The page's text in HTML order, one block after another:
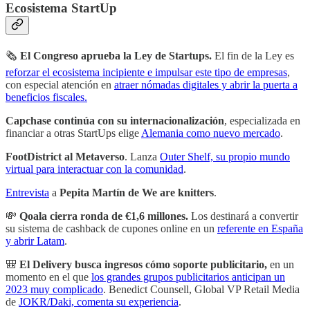
Ecosistema StartUp
🗞 El Congreso aprueba la Ley de Startups. El fin de la Ley es
reforzar el ecosistema incipiente e impulsar este tipo de empresas,
con especial atención en atraer nómadas digitales y abrir la puerta a
beneficios fiscales.
Capchase continúa con su internacionalización, especializada en
financiar a otras StartUps elige Alemania como nuevo mercado.
FootDistrict al Metaverso. Lanza Outer Shelf, su propio mundo
virtual para interactuar con la comunidad.
Entrevista a Pepita Martín de We are knitters.
💸 Qoala cierra ronda de €1,6 millones. Los destinará a convertir
su sistema de cashback de cupones online en un referente en España
y abrir Latam.
🎒 El Delivery busca ingresos cómo soporte publicitario, en un
momento en el que los grandes grupos publicitarios anticipan un
2023 muy complicado. Benedict Counsell, Global VP Retail Media
de JOKR/Daki, comenta su experiencia.